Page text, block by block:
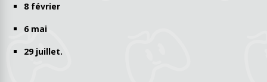
8 février
6 mai
29 juillet.